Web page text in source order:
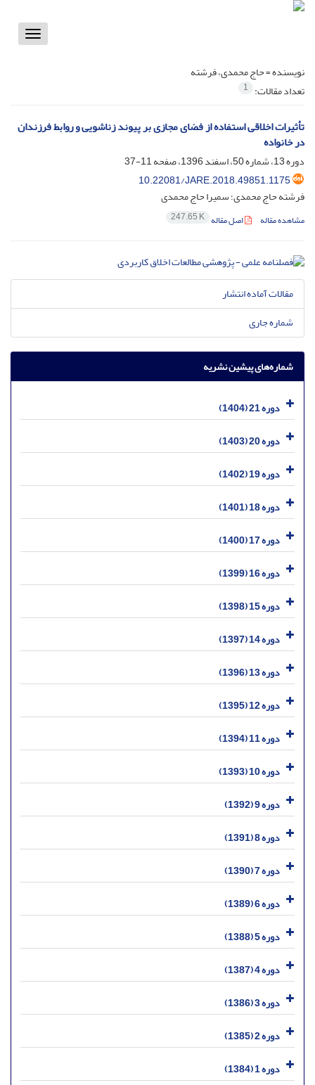
Toggle
نویسنده =حاج محمدی، فرشته
تعداد مقالات: 1
تأثیرات اخلاقی استفاده از فضای مجازی بر پیوند زناشویی و روابط فرزندان
در خانواده
دوره 13، شماره 50، اسفند 1396، صفحه
11-37
10.22081/JARE.2018.49851.1175
فرشته حاج محمدی؛ سمیرا حاج محمدی
مشاهده مقاله اصل مقاله 247.65 K
مقالات آماده انتشار
شماره جاری
شماره‌های پیشین نشریه
دوره 21 (1404)
دوره 20 (1403)
دوره 19 (1402)
دوره 18 (1401)
دوره 17 (1400)
دوره 16 (1399)
دوره 15 (1398)
دوره 14 (1397)
دوره 13 (1396)
دوره 12 (1395)
دوره 11 (1394)
دوره 10 (1393)
دوره 9 (1392)
دوره 8 (1391)
دوره 7 (1390)
دوره 6 (1389)
دوره 5 (1388)
دوره 4 (1387)
دوره 3 (1386)
دوره 2 (1385)
دوره 1 (1384)